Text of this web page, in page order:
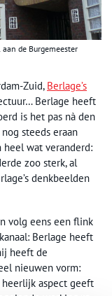
de Burgemeester
Zuid, Berlage’s
Berlage heeft
is het pas nà den
steeds eraan
wat veranderd:
zoo sterk, al
denkbeelden
volg eens een flink
Berlage heeft
heeft de
nieuwen vorm:
aspect geeft